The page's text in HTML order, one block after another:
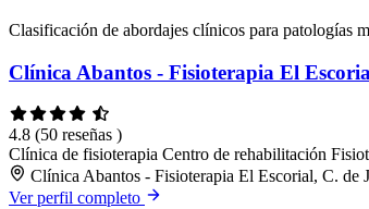
Clasificación de abordajes clínicos para patologías
Clínica Abantos - Fisioterapia El
4.8 (50 reseñas )
Clínica de fisioterapia Centro de rehabilitación
Clínica Abantos - Fisioterapia El Escorial, C. de
Ver perfil completo